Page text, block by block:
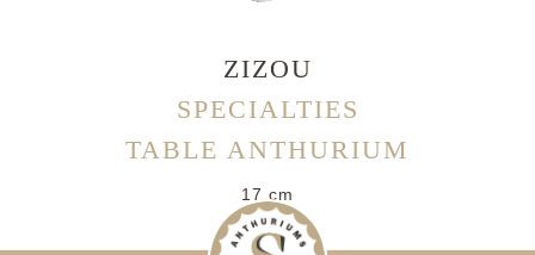
ZIZOU
SPECIALTIES
TABLE ANTHURIUM
17 cm